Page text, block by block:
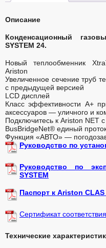
Описание
Конденсационный
SYSTEM 24.
Новый теплообменник
Ariston
Увеличенное сечение труб
с предыдущей версией
LCD дисплей
Класс эффективности А+
аксессуаров — уличного и
Подключитесь к Ariston NET
BusBridgeNet® единый
Функция «АВТО» —
Руководство по
Руководство по
SYSTEM
Паспорт к Ariston CLAS
Сертификат соответствия
Технические